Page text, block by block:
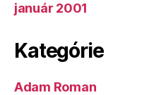
január 2001
Kategórie
Adam Roman